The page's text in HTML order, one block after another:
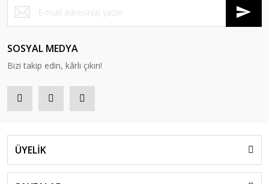
SOSYAL MEDYA
Bizi takip edin, kârlı çıkın!
ÜYELİK